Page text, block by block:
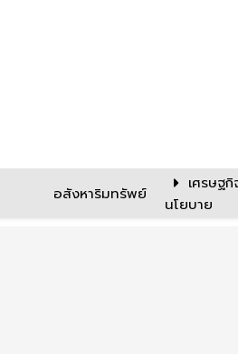
อสังหาริมทรัพย์
เศรษฐ
นโยบาย